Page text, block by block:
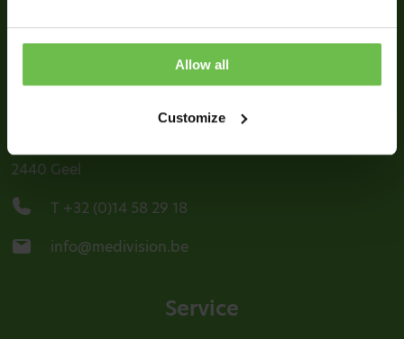
Allow all
Customize
Adres
MediVision is gevestigd in bedrijvencentrum
2440 Geel
T +32 (0)14 58 29 18
info@medivision.be
Service